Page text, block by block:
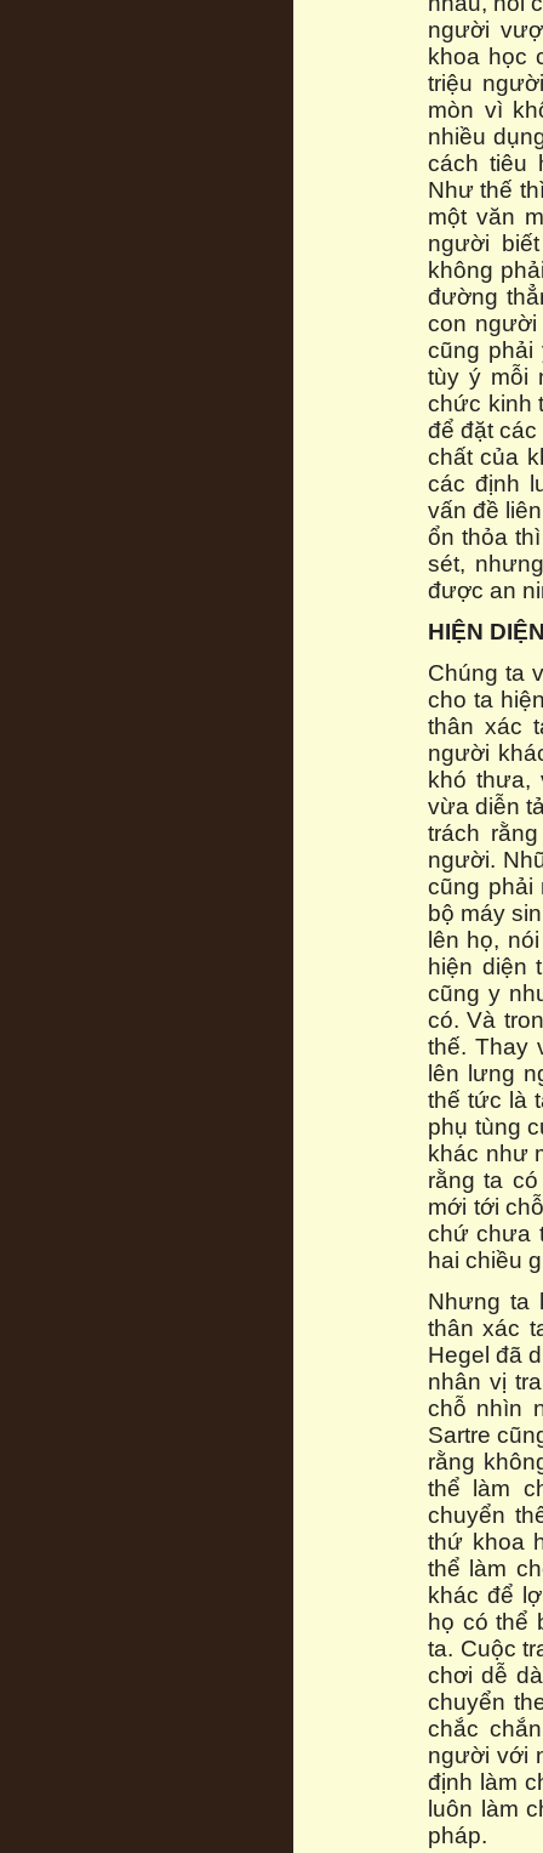
người
khoa học
triệu
mòn vì
nhiều
cách tiêu
Như thế
một văn
người
không
đường
con
cũng phải
tùy ý mỗi
chức kinh
để đặt
chất của
các định
vấn đề
ổn thỏa
sét,
được an
HIỆN
Chúng ta
cho ta
thân xác
người
khó thưa,
vừa diễn
trách
người.
cũng phải
bộ máy
lên họ,
hiện diện
cũng y
có. Và
thế. Thay
lên lưng
thế tức là
phụ tùng
khác như
rằng ta
mới tới
chứ chưa
hai chiều
Nhưng ta
thân xác
Hegel đã
nhân vị
chỗ nhìn
Sartre
rằng
thể làm
chuyển
thứ khoa
thể làm
khác để
họ có thể
ta. Cuộc
chơi dễ
chuyển
chắc
người với
định làm
luôn làm
pháp.